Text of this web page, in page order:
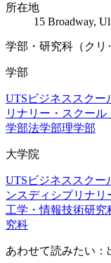
所在地
15 Broadway,
学部・研究科（クリ
学部
UTSビジネススクー
リナリー・スクール
学部法学部理学部
大学院
UTSビジネススクー
ンスディシプリナリ
工学・情報技術研究
究科
あわせて読みたい